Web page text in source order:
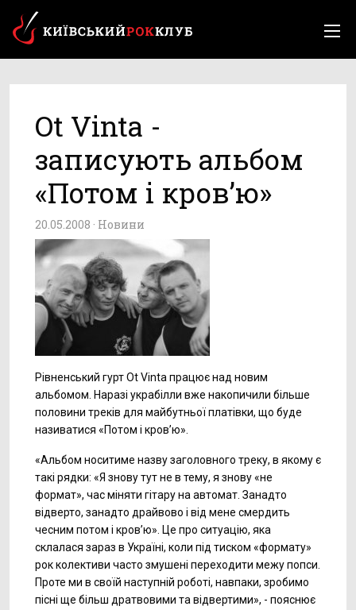
Ot Vinta -
записують альбом
«Потом і кров’ю»
20.05.2008 · Новини
Рівненський гурт Ot Vinta працює над новим
альбомом. Наразі украбілли вже накопичили більше
половини треків для майбутньої платівки, що буде
називатися «Потом і кров’ю».
«Альбом носитиме назву заголовного треку, в якому є
такі рядки: «Я знову тут не в тему, я знову «не
формат», час міняти гітару на автомат. Занадто
відверто, занадто драйвово і від мене смердить
чесним потом і кров’ю». Це про ситуацію, яка
склалася зараз в Україні, коли під тиском «формату»
рок колективи часто змушені переходити межу попси.
Проте ми в своїй наступній роботі, навпаки, зробимо
пісні ще більш дратвовими та відвертими», - пояснює